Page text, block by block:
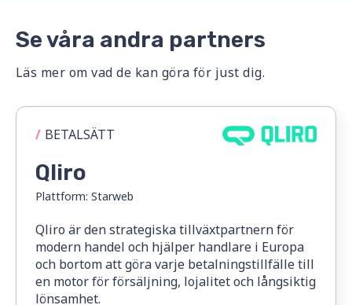
Se våra andra partners
Läs mer om vad de kan göra för just dig.
/ BETALSÄTT
Qliro
Plattform: Starweb
Qliro är den strategiska tillväxtpartnern för
modern handel och hjälper handlare i Europa
och bortom att göra varje betalningstillfälle till
en motor för försäljning, lojalitet och långsiktig
lönsamhet.